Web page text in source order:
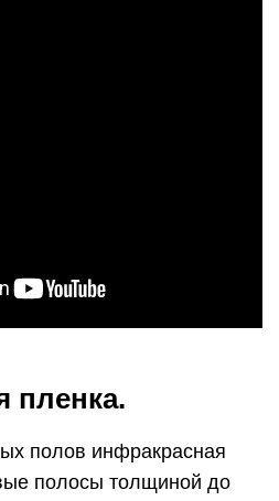
пленка.
полов инфракрасная
полосы толщиной до